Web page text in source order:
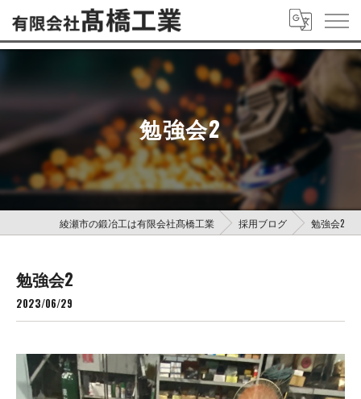
勉強会2
綾瀬市の鍛冶工は有限会社髙橋工業 採用ブログ 勉強会2
勉強会2
2023/06/29